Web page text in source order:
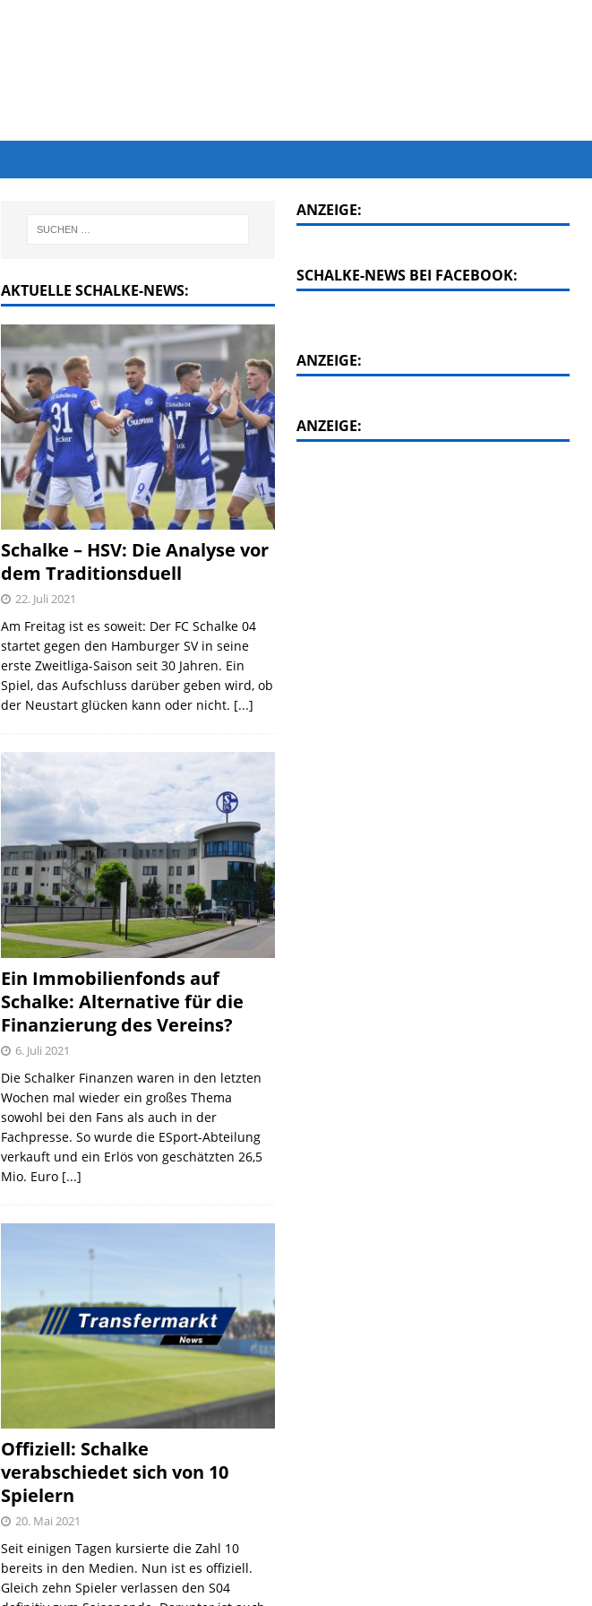
AKTUELLE SCHALKE-NEWS:
Schalke – HSV: Die Analyse vor
dem Traditionsduell
22. Juli 2021
Am Freitag ist es soweit: Der FC Schalke 04
startet gegen den Hamburger SV in seine
erste Zweitliga-Saison seit 30 Jahren. Ein
Spiel, das Aufschluss darüber geben wird, ob
der Neustart glücken kann oder nicht. [...]
Ein Immobilienfonds auf
Schalke: Alternative für die
Finanzierung des Vereins?
6. Juli 2021
Die Schalker Finanzen waren in den letzten
Wochen mal wieder ein großes Thema
sowohl bei den Fans als auch in der
Fachpresse. So wurde die ESport-Abteilung
verkauft und ein Erlös von geschätzten 26,5
Mio. Euro [...]
Offiziell: Schalke
verabschiedet sich von 10
Spielern
20. Mai 2021
Seit einigen Tagen kursierte die Zahl 10
bereits in den Medien. Nun ist es offiziell.
Gleich zehn Spieler verlassen den S04
ANZEIGE:
SCHALKE-NEWS BEI FACEBOOK:
ANZEIGE:
ANZEIGE: